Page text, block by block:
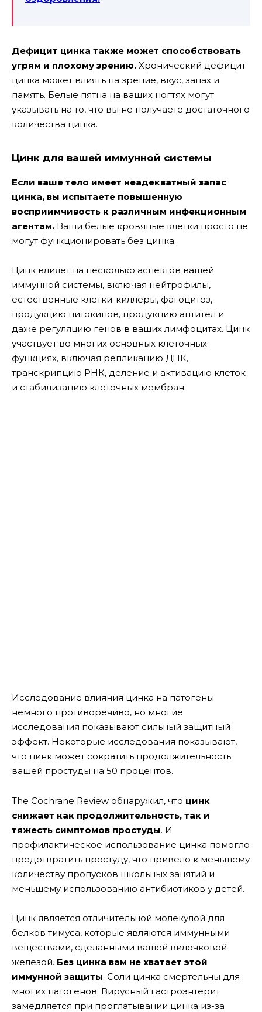
Дефицит цинка также может способствовать
угрям и плохому зрению. Хронический дефицит
цинка может влиять на зрение, вкус, запах и
память. Белые пятна на ваших ногтях могут
указывать на то, что вы не получаете достаточного
количества цинка.
Цинк для вашей иммунной системы
Если ваше тело имеет неадекватный запас
цинка, вы испытаете повышенную
восприимчивость к различным инфекционным
агентам. Ваши белые кровяные клетки просто не
могут функционировать без цинка.
Цинк влияет на несколько аспектов вашей
иммунной системы, включая нейтрофилы,
естественные клетки-киллеры, фагоцитоз,
продукцию цитокинов, продукцию антител и
даже регуляцию генов в ваших лимфоцитах. Цинк
участвует во многих основных клеточных
функциях, включая репликацию ДНК,
транскрипцию РНК, деление и активацию клеток
и стабилизацию клеточных мембран.
Исследование влияния цинка на патогены
немного противоречиво, но многие
исследования показывают сильный защитный
эффект. Некоторые исследования показывают,
что цинк может сократить продолжительность
вашей простуды на 50 процентов.
The Cochrane Review обнаружил, что цинк
снижает как продолжительность, так и
тяжесть симптомов простуды. И
профилактическое использование цинка помогло
предотвратить простуду, что привело к меньшему
количеству пропусков школьных занятий и
меньшему использованию антибиотиков у детей.
Цинк является отличительной молекулой для
белков тимуса, которые являются иммунными
веществами, сделанными вашей вилочковой
железой. Без цинка вам не хватает этой
иммунной защиты. Соли цинка смертельны для
многих патогенов. Вирусный гастроэнтерит
замедляется при проглатывании цинка из-за